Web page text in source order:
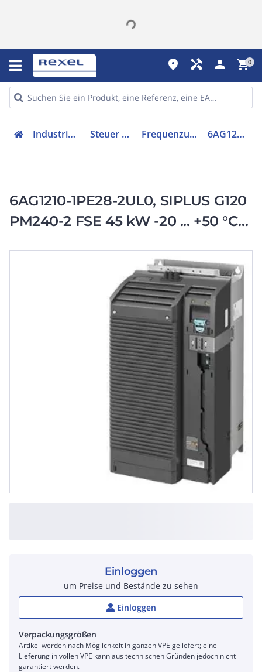
place handyman person shopping_cart0
Industriekomponenten Steuer & Regelgeräte Frequenzumrichter =< 1 kV 6AG12101PE282UL0
6AG1210-1PE28-2UL0, SIPLUS G120
PM240-2 FSE 45 kW -20 ... +50 °C
Einloggen
um Preise und Bestände zu sehen
Einloggen
Verpackungsgrößen
Artikel werden nach Möglichkeit in ganzen VPE geliefert; eine
Lieferung in vollen VPE kann aus technischen Gründen jedoch nicht
garantiert werden.